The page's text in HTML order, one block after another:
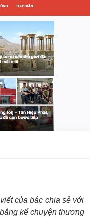
của bác chia sẻ với
kể chuyện thương